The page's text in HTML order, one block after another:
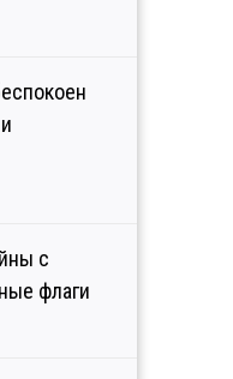
с
флаги